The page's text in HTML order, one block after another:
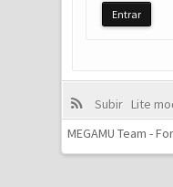
Subir Lite
MEGAMU Team -